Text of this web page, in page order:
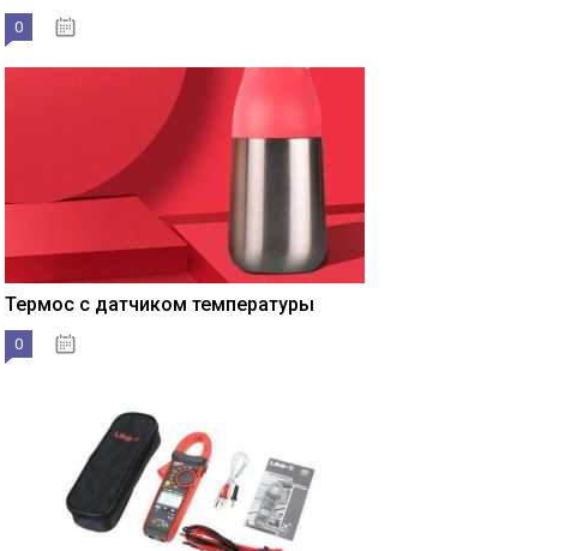
0
Термос с датчиком температуры
0